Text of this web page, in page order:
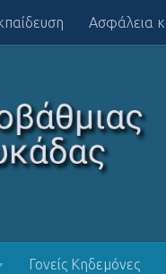
Ασφάλεια
Γονείς Κηδεμόνες